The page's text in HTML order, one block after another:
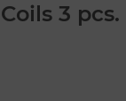
3 pcs.